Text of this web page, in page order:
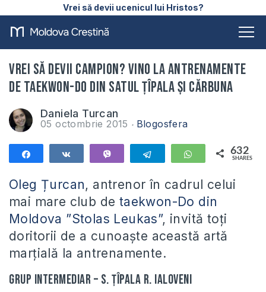
Vrei să devii ucenicul lui Hristos?
Vrei să devii campion? Vino la antrenamente
de Taekwon-Do din satul Țîpala și Cărbuna
Daniela Turcan
05 octombrie 2015 Blogosfera
Telegram WhatsApp
632
SHARES
Oleg Țurcan, antrenor în cadrul celui
mai mare club de taekwon-Do din
Moldova ”Stolas Leukas”, invită toți
doritorii de a cunoaște această artă
marțială la antrenamente.
Grup intermediar – s. Țîpala r. Ialoveni